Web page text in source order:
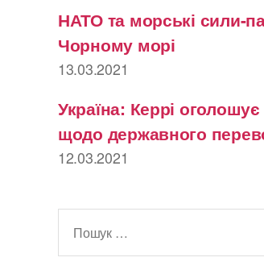
НАТО та морські сили-
Чорному морі
13.03.2021
Україна: Керрі
щодо державного
12.03.2021